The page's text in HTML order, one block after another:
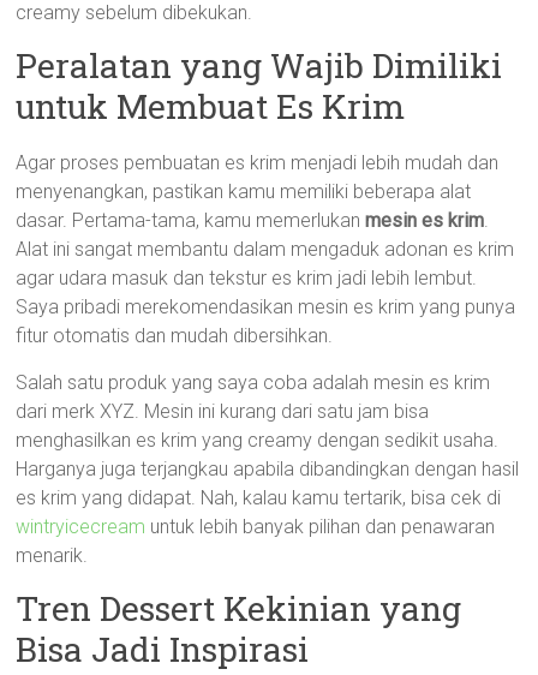
creamy sebelum dibekukan.
Peralatan yang Wajib Dimiliki
untuk Membuat Es Krim
Agar proses pembuatan es krim menjadi lebih mudah dan
menyenangkan, pastikan kamu memiliki beberapa alat
dasar. Pertama-tama, kamu memerlukanmesin es krim.
Alat ini sangat membantu dalam mengaduk adonan es krim
agar udara masuk dan tekstur es krim jadi lebih lembut.
Saya pribadi merekomendasikan mesin es krim yang punya
fitur otomatis dan mudah dibersihkan.
Salah satu produk yang saya coba adalah mesin es krim
dari merk XYZ. Mesin ini kurang dari satu jam bisa
menghasilkan es krim yang creamy dengan sedikit usaha.
Harganya juga terjangkau apabila dibandingkan dengan hasil
es krim yang didapat. Nah, kalau kamu tertarik, bisa cek di
wintryicecream untuk lebih banyak pilihan dan penawaran
menarik.
Tren Dessert Kekinian yang
Bisa Jadi Inspirasi